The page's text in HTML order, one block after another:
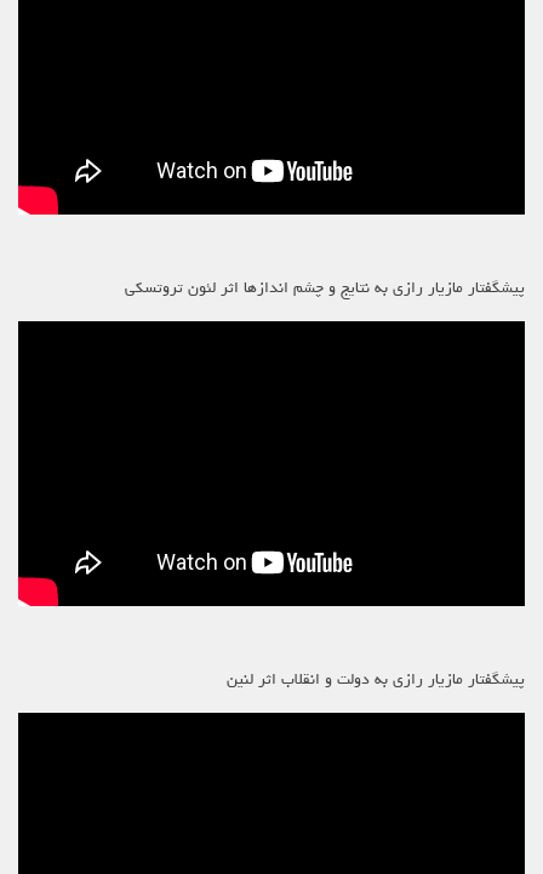
پیشگفتار مازیار رازی به نتایج و چشم اندازها اثر لئون تروتسکی
پیشگفتار مازیار رازی به دولت و انقلاب اثر لنین